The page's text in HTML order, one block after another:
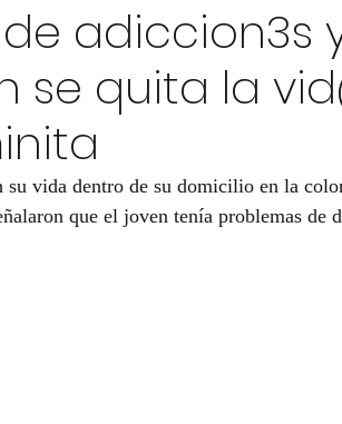
adiccion3s
se quita la
su vida dentro de su domicilio en la
que el joven tenía problemas de